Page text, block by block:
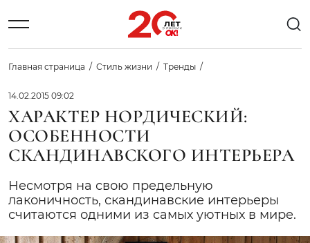
Главная страница Стиль жизни Тренды
14.02.2015 09:02
ХАРАКТЕР НОРДИЧЕСКИЙ:
ОСОБЕННОСТИ
СКАНДИНАВСКОГО ИНТЕРЬЕРА
Несмотря на свою предельную
лаконичность, скандинавские интерьеры
считаются одними из самых уютных в мире.